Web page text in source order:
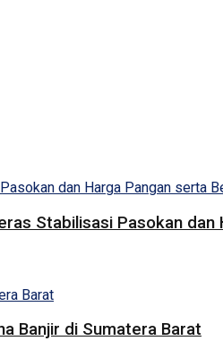
Stabilisasi Pasokan
Banjir di Sumatera Barat